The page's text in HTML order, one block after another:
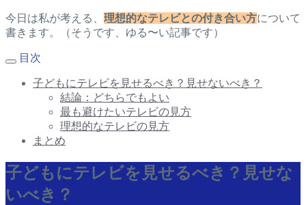
今日は私が考える、 理想的なテレビとの付き合い方について
書きます。（そうです、ゆる〜い記事です）
目次
子どもにテレビを見せるべき？見せないべき？
結論：どちらでもよい
最も避けたいテレビの見方
理想的なテレビの見方
まとめ
子どもにテレビを見せるべき？見せな
いべき？